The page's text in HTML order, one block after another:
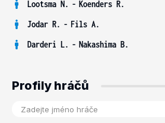
Lootsma N. - Koenders R.
Jodar R. - Fils A.
Darderi L. - Nakashima B.
Profily hráčů